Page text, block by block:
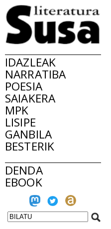
IDAZLEAK
NARRATIBA
POESIA
SAIAKERA
MPK
LISIPE
GANBILA
BESTERIK
DENDA
EBOOK